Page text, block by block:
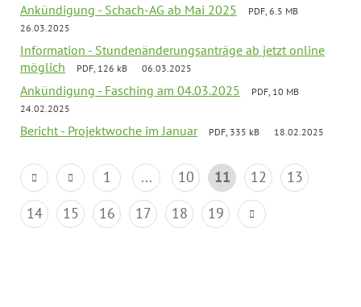
Ankündigung - Schach-AG ab Mai 2025
PDF, 6.5 MB
26.03.2025
Information - Stundenänderungsanträge ab jetzt online
möglich
PDF, 126 kB 06.03.2025
Ankündigung - Fasching am 04.03.2025
PDF, 10 MB
24.02.2025
Bericht - Projektwoche im Januar PDF, 335 kB 18.02.2025
1 ... 10 11 12
13
14
15 16 17 18 19